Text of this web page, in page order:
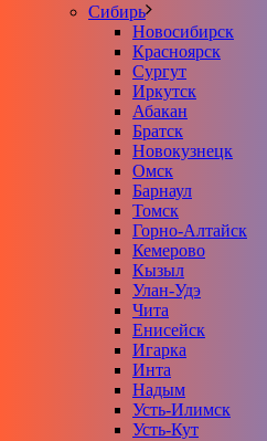
Сибирь
Новосибирск
Красноярск
Сургут
Иркутск
Абакан
Братск
Новокузнецк
Омск
Барнаул
Томск
Горно-Алтайск
Кемерово
Кызыл
Улан-Удэ
Чита
Енисейск
Игарка
Инта
Надым
Усть-Илимск
Усть-Кут